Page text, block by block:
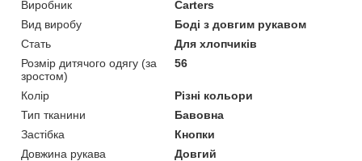
Виробник
Carters
Вид виробу
Боді з довгим рукавом
Стать
Для хлопчиків
Розмір дитячого одягу (за
зростом)
56
Колір
Різні кольори
Тип тканини
Бавовна
Застібка
Кнопки
Довжина рукава
Довгий